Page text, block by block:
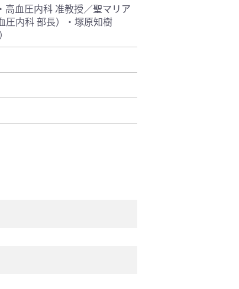
血圧内科 准教授／聖マリア
圧内科 部長）・塚原知樹